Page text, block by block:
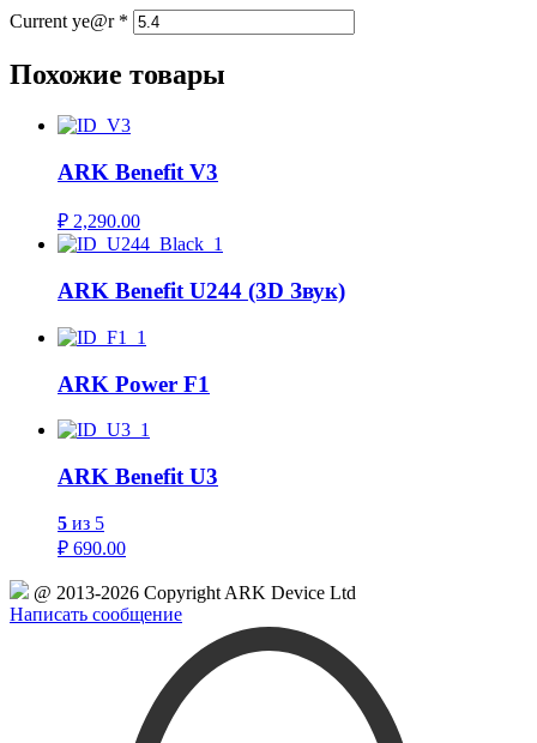
Current ye@r *
Похожие товары
ARK Benefit V3
₽ 2,290.00
ARK Benefit U244 (3D Звук)
ARK Power F1
ARK Benefit U3
5 из 5
₽ 690.00
@ 2013-2026 Copyright ARK Device Ltd
Написать сообщение